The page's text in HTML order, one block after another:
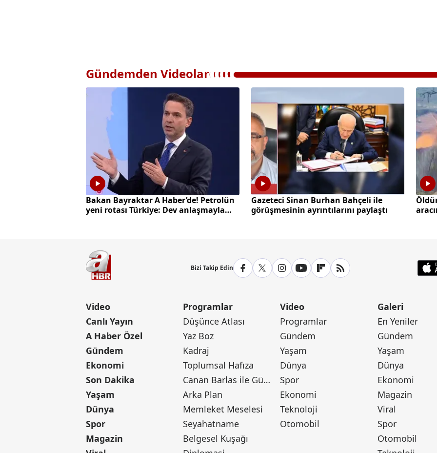
Gündemden Videolar
Bakan Bayraktar A Haber’de! Petrolün
yeni rotası Türkiye: Dev anlaşmayla
Gazeteci Sinan Burhan Bahçeli ile
görüşmesinin ayrıntılarını paylaştı
Bizi Takip Edin
Video
Canlı Yayın
A Haber Özel
Gündem
Ekonomi
Son Dakika
Yaşam
Dünya
Spor
Magazin
Programlar
Düşünce Atlası
Yaz Boz
Kadraj
Toplumsal Hafıza
Canan Barlas ile Gündem
Arka Plan
Memleket Meselesi
Seyahatname
Belgesel Kuşağı
Video
Programlar
Gündem
Yaşam
Dünya
Spor
Ekonomi
Teknoloji
Otomobil
Galeri
En Yeniler
Gündem
Yaşam
Dünya
Ekonomi
Magazin
Viral
Spor
Otomobil